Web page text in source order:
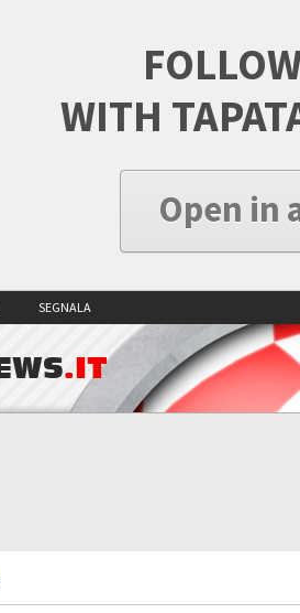
WITH
Open in
SEGNALA
.IT